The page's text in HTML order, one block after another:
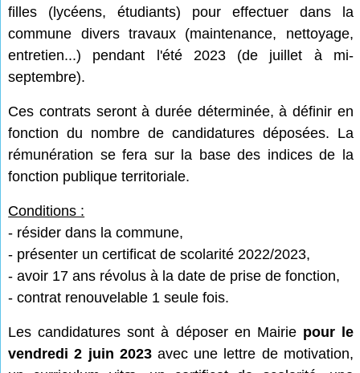
filles (lycéens, étudiants) pour effectuer dans la
commune divers travaux (maintenance, nettoyage,
entretien...) pendant l'été 2023 (de juillet à mi-
septembre).
Ces contrats seront à durée déterminée, à définir en
fonction du nombre de candidatures déposées. La
rémunération se fera sur la base des indices de la
fonction publique territoriale.
Conditions :
- résider dans la commune,
- présenter un certificat de scolarité 2022/2023,
- avoir 17 ans révolus à la date de prise de fonction,
- contrat renouvelable 1 seule fois.
Les candidatures sont à déposer en Mairie pour le
vendredi 2 juin 2023avec une lettre de motivation,